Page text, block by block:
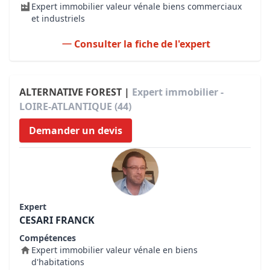
Expert immobilier valeur vénale biens commerciaux
et industriels
Consulter la fiche de l'expert
ALTERNATIVE FOREST | Expert immobilier -
LOIRE-ATLANTIQUE (44)
Demander un devis
Expert
CESARI FRANCK
Compétences
Expert immobilier valeur vénale en biens
d'habitations